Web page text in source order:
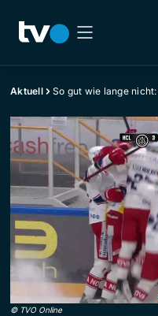
Aktuell So gut wie lange
© TVO Online